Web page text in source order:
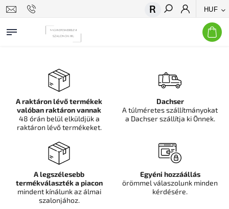
HUF
Keresés
A raktáron lévő termékek
valóban raktáron vannak
48 órán belül elküldjük a
raktáron lévő termékeket.
Dachser
A túlméretes szállítmányokat
a Dachser szállítja ki Önnek.
A legszélesebb
termékválaszték a piacon
mindent kínálunk az álmai
szalonjához.
Egyéni hozzáállás
örömmel válaszolunk minden
kérdésére.